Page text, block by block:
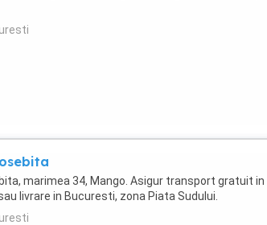
marimea 34, Mango. Asigur transport gratuit in
livrare in Bucuresti, zona Piata Sudului.